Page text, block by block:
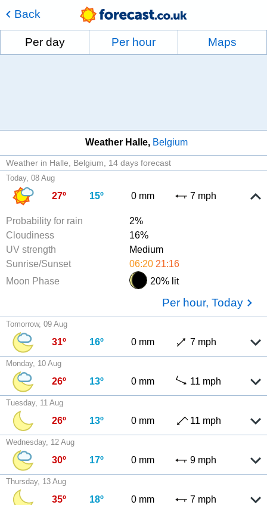
Back
Per day Per hour Maps
Weather Halle Belgium
Weather in Halle, Belgium 14 days forecast
Today, 08 Aug
27º 15º 0 mm 7 mph
Probability for rain
2%
Cloudiness
16%
UV strength
Medium
Sunrise/Sunset
06:20 21:16
Moon Phase
20% lit
Per hour, Today
Tomorrow, 09 Aug
31º 16º 0 mm 7 mph
Monday, 10 Aug
26º 13º 0 mm 11 mph
Tuesday, 11 Aug
26º 13º 0 mm 11 mph
Wednesday, 12 Aug
30º 17º 0 mm 9 mph
Thursday, 13 Aug
35º 18º 0 mm 7 mph